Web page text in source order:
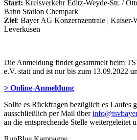
Start: Kreisverkehr Editz-Weyde-Str. /
Bahn Station Chempark
Ziel: Bayer AG Konzernzentrale |
Leverkusen
Die Anmeldung findet gesammelt beim
e.V. statt und ist nur bis zum 13.09.2022
> Online-Anmeldung
Sollte es Rückfragen bezüglich es Laufes
ausschließlich per Mail über
an die entsprechende Stelle weitergeleitet